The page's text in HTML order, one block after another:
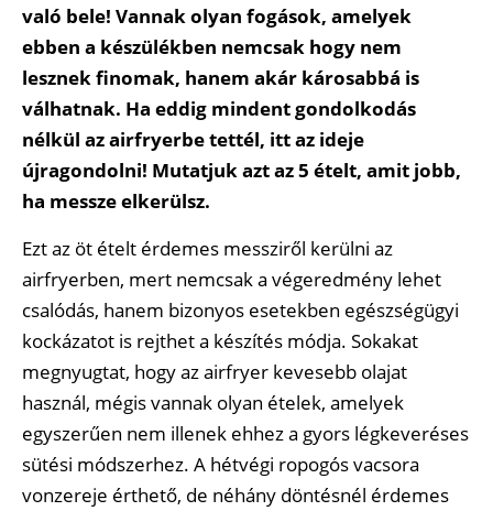
való bele! Vannak olyan fogások, amelyek
ebben a készülékben nemcsak hogy nem
lesznek finomak, hanem akár károsabbá is
válhatnak. Ha eddig mindent gondolkodás
nélkül az airfryerbe tettél, itt az ideje
újragondolni! Mutatjuk azt az 5 ételt, amit jobb,
ha messze elkerülsz.
Ezt az öt ételt érdemes messziről kerülni az
airfryerben, mert nemcsak a végeredmény lehet
csalódás, hanem bizonyos esetekben egészségügyi
kockázatot is rejthet a készítés módja. Sokakat
megnyugtat, hogy az airfryer kevesebb olajat
használ, mégis vannak olyan ételek, amelyek
egyszerűen nem illenek ehhez a gyors légkeveréses
sütési módszerhez. A hétvégi ropogós vacsora
vonzereje érthető, de néhány döntésnél érdemes